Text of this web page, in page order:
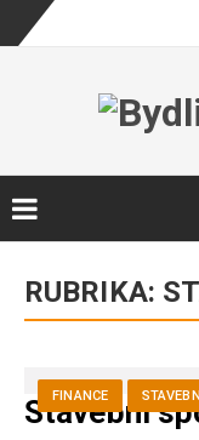
contentRUBRIKA:
FINANCE
Stavební